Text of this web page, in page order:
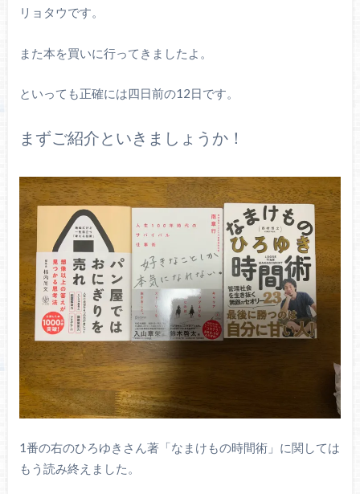
リョタウです。
また本を買いに行ってきましたよ。
といっても正確には四日前の12日です。
まずご紹介といきましょうか！
1番の右のひろゆきさん著「なまけもの時間術」に関しては
もう読み終えました。